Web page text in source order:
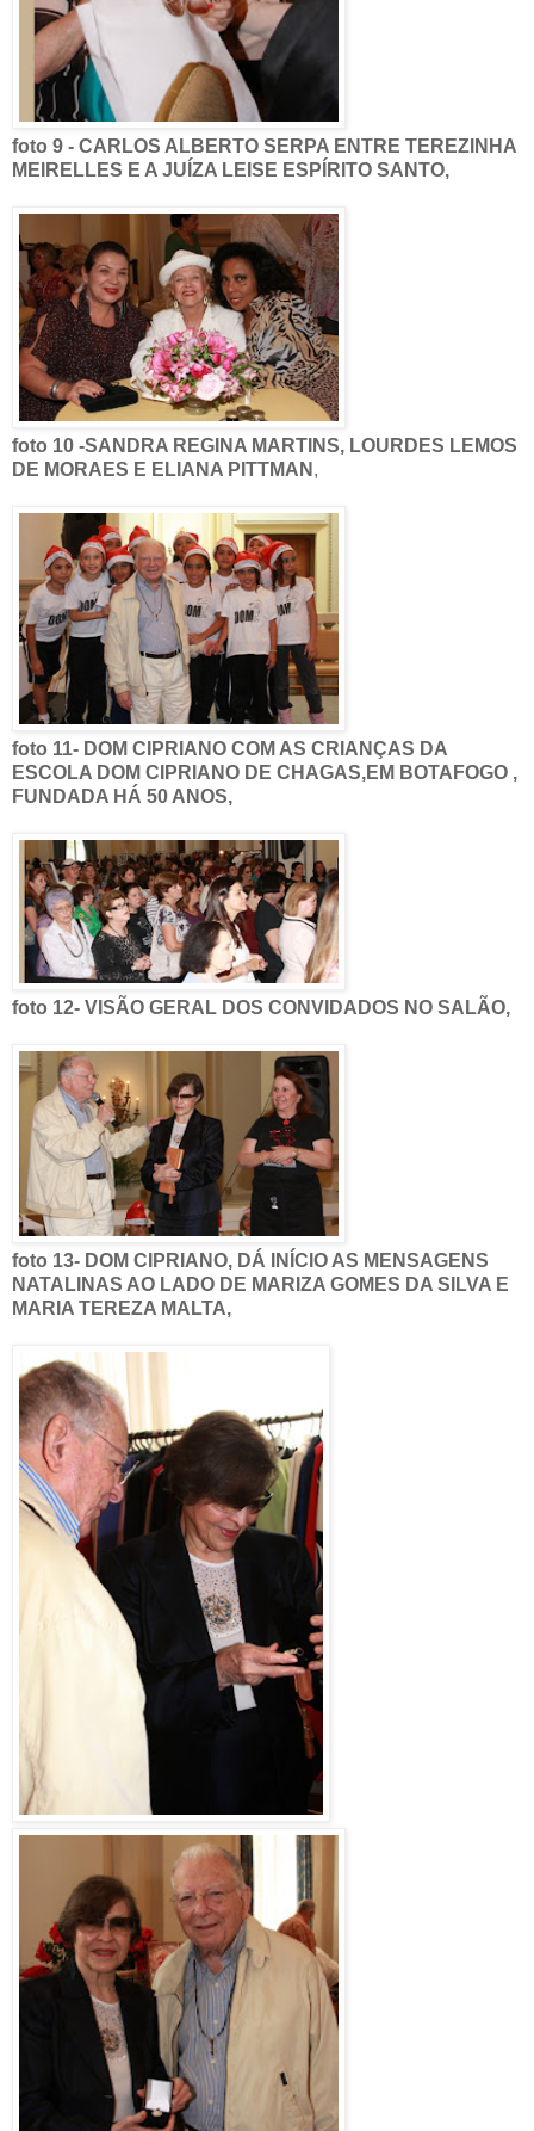
foto 9 - CARLOS ALBERTO SERPA ENTRE TEREZINHA
MEIRELLES E A JUÍZA LEISE ESPÍRITO SANTO,
foto 10 -SANDRA REGINA MARTINS, LOURDES LEMOS
DE MORAES E ELIANA PITTMAN ,
foto 11- DOM CIPRIANO COM AS CRIANÇAS DA
ESCOLA DOM CIPRIANO DE CHAGAS,EM BOTAFOGO ,
FUNDADA HÁ 50 ANOS,
foto 12- VISÃO GERAL DOS CONVIDADOS NO SALÃO,
foto 13- DOM CIPRIANO, DÁ INÍCIO AS MENSAGENS
NATALINAS AO LADO DE MARIZA GOMES DA SILVA E
MARIA TEREZA MALTA,